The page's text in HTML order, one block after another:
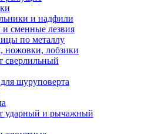
и надфили
сменные лезвия
по металлу
ножовки, лобзики
сверлильный
шуруповерта
ударный и рычажный